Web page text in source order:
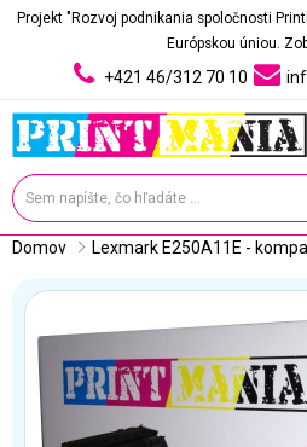
Projekt "Rozvoj podnikania spoločnosti
Európskou úniou.
+421 46/312 70 10
Domov Lexmark E250A11E -